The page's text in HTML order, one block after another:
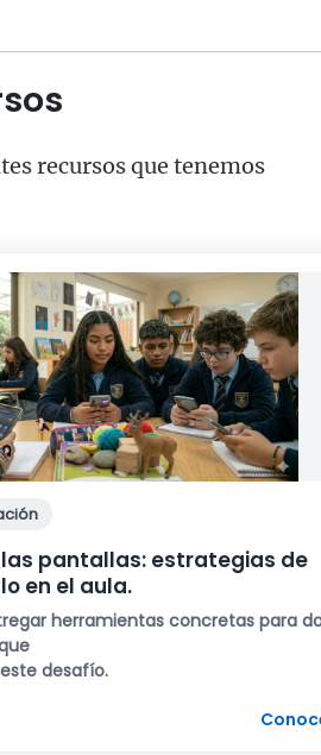
recursos que tenemos
pantallas: estrategias de
en el aula.
herramientas concretas para
desafío.